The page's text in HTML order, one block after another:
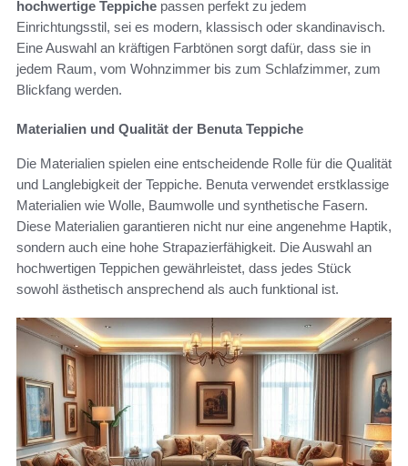
hochwertige Teppiche passen perfekt zu jedem
Einrichtungsstil, sei es modern, klassisch oder skandinavisch.
Eine Auswahl an kräftigen Farbtönen sorgt dafür, dass sie in
jedem Raum, vom Wohnzimmer bis zum Schlafzimmer, zum
Blickfang werden.
Materialien und Qualität der Benuta Teppiche
Die Materialien spielen eine entscheidende Rolle für die Qualität
und Langlebigkeit der Teppiche. Benuta verwendet erstklassige
Materialien wie Wolle, Baumwolle und synthetische Fasern.
Diese Materialien garantieren nicht nur eine angenehme Haptik,
sondern auch eine hohe Strapazierfähigkeit. Die Auswahl an
hochwertigen Teppichen gewährleistet, dass jedes Stück
sowohl ästhetisch ansprechend als auch funktional ist.